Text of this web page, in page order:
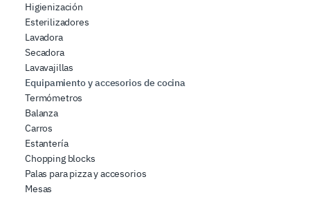
Higienización
Esterilizadores
Lavadora
Secadora
Lavavajillas
Equipamiento y accesorios de cocina
Termómetros
Balanza
Carros
Estantería
Chopping blocks
Palas para pizza y accesorios
Mesas